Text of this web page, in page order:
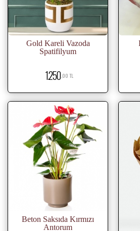
Gold Kareli Vazoda
Spatifilyum
1.250,00 TL
Beton Saksıda Kırmızı
Antorum